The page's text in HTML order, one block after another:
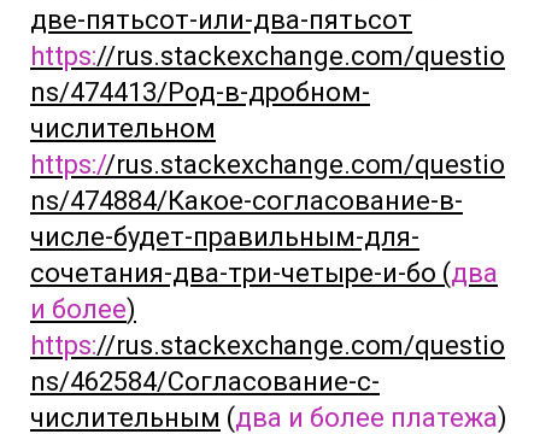
две-пятьсот-или-два-пятьсот
https://rus.stackexchange.com/questio
ns/474413/Род-в-дробном-
числительном
https://rus.stackexchange.com/questio
ns/474884/Какое-согласование-в-
числе-будет-правильным-для-
сочетания-два-три-четыре-и-бо (два
и более)
https://rus.stackexchange.com/questio
ns/462584/Согласование-с-
числительным (два и более платежа)